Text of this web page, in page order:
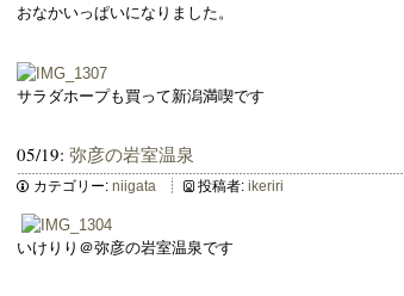
おなかいっぱいになりました。
サラダホープも買って新潟満喫です
05/19: 弥彦の岩室温泉
カテゴリー: niigata 投稿者: ikeriri
いけりり＠弥彦の岩室温泉です